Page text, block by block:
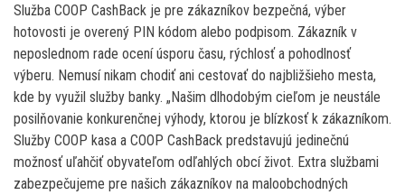
Služba COOP CashBack je pre zákazníkov bezpečná, výber
hotovosti je overený PIN kódom alebo podpisom. Zákazník v
neposlednom rade ocení úsporu času, rýchlosť a pohodlnosť
výberu. Nemusí nikam chodiť ani cestovať do najbližšieho mesta,
kde by využil služby banky. „Našim dlhodobým cieľom je neustále
posilňovanie konkurenčnej výhody, ktorou je blízkosť k zákazníkom.
Služby COOP kasa a COOP CashBack predstavujú jedinečnú
možnosť uľahčiť obyvateľom odľahlých obcí život. Extra službami
zabezpečujeme pre našich zákazníkov na maloobchodných